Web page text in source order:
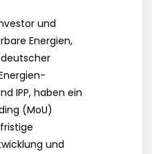
und
Energien,
IPP, haben ein
(MoU)
und